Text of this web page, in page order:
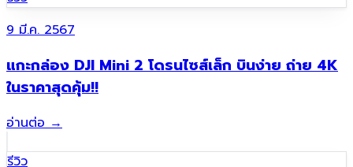
9 มี.ค. 2567
แกะกล่อง DJI Mini 2 โดรนไซส์เล็ก บินง่าย ถ่าย 4K
ในราคาสุดคุ้ม!!
อ่านต่อ →
รีวิว